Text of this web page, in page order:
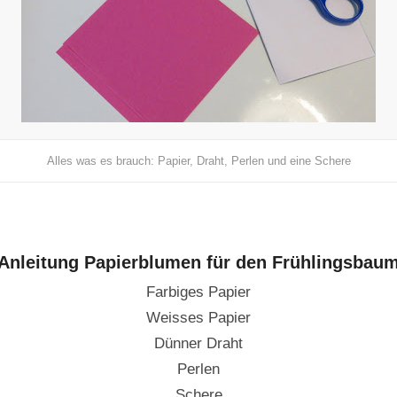
Alles was es brauch: Papier, Draht, Perlen und eine Schere
Papierblumen für den
Farbiges Papier
Weisses Papier
Dünner Draht
Perlen